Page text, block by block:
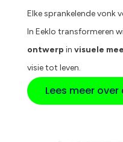
Elke sprankelende vonk
In Eeklo transformeren
ontwerp in visuele
visie tot leven.
Lees meer